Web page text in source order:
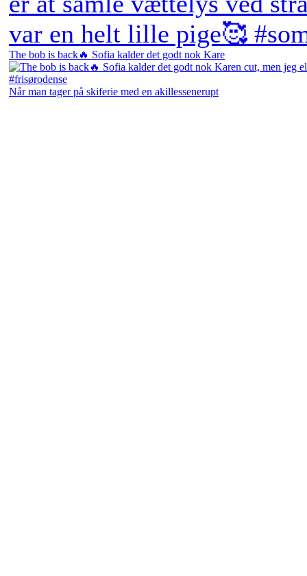
The bob is back🔥 Sofia kalder det godt nok Kare
Når man tager på skiferie med en akillessenerupt